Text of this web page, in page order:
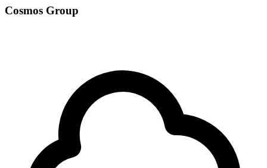
Cosmos Group